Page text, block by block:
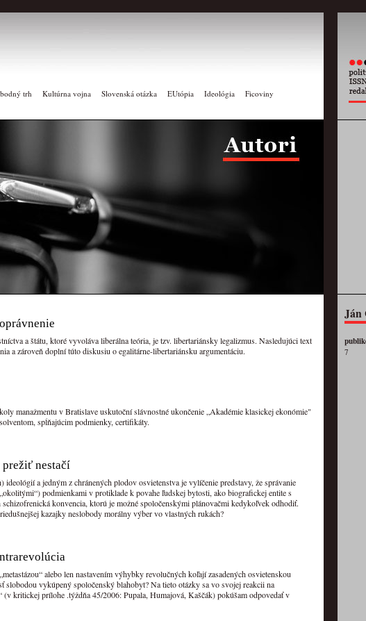
trh Kultúrna vojna Slovenská otázka EUtópia Ideológia Ficoviny
a štátu, ktoré vyvoláva liberálna teória, je tzv. libertariánsky legalizmus. Nasledujúci text
a zároveň doplní túto diskusiu o egalitárne-libertariánsku argumentáciu.
manažmentu v Bratislave uskutoční slávnostné ukončenie „Akadémie klasickej ekonómie"
spĺňajúcim podmienky, certifikáty.
nestačí
a jedným z chránených plodov osvietenstva je vylíčenie predstavy, že správanie
podmienkami v protiklade k povahe ľudskej bytosti, ako biografickej entite s
konvencia, ktorú je možné spoločenskými plánovačmi kedykoľvek odhodiť.
kazajky neslobody morálny výber vo vlastných rukách?
alebo len nastavením výhybky revolučných koľají zasadených osvietenskou
vykúpený spoločenský blahobyt? Na tieto otázky sa vo svojej reakcii na
kritickej prílohe .týždňa 45/2006: Pupala, Humajová, Kaščák) pokúšam odpovedať v
Ján
7